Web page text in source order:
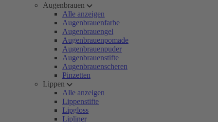
Augenbrauen
Alle anzeigen
Augenbrauenfarbe
Augenbrauengel
Augenbrauenpomade
Augenbrauenpuder
Augenbrauenstifte
Augenbrauenscheren
Pinzetten
Lippen
Alle anzeigen
Lippenstifte
Lipgloss
Lipliner